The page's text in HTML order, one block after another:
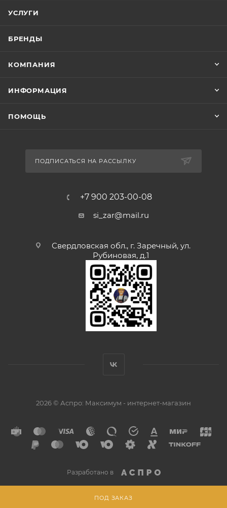
ПОД ЗАКАЗ
УСЛУГИ
БРЕНДЫ
КОМПАНИЯ
ИНФОРМАЦИЯ
ПОМОЩЬ
ПОДПИСАТЬСЯ НА РАССЫЛКУ
+7 900 203-00-08
si_zar@mail.ru
Свердловская обл., г. Заречный, ул.
Рубиновая, д.1
2026 © Аспро: Максимум - интернет-магазин
Разработано в